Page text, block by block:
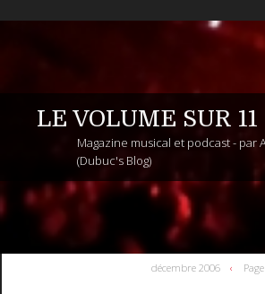
LE VOLUME SUR 11
Magazine musical et podcast - par
(Dubuc's Blog)
décembre 2006